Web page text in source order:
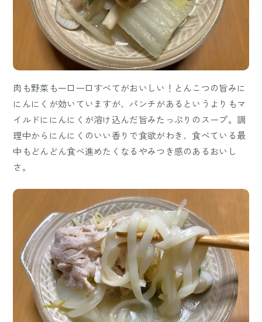
肉も野菜も一口一口すべてがおいしい！とんこつの旨みに
にんにくが効いていますが、パンチがあるというよりもマ
イルドににんにくが溶け込んだ旨みたっぷりのスープ。調
理中からにんにくのいい香りで食欲がわき、食べている最
中もどんどん食べ進めたくなるやみつき感のあるおいし
さ。